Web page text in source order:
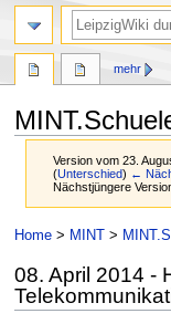
Version vom 23.
(Unterschied) ←
Nächstjüngere
Zur
springen
Zur
springen
Home> MINT>
08. April 2014 -
mehr